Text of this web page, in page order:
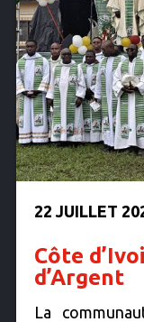
22 JUILLET
Côte
d’Argent
La